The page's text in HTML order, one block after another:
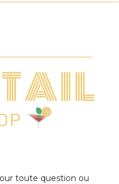
toute question ou